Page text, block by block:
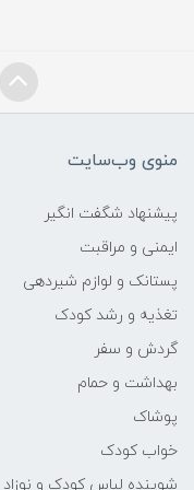
منوی وب‌سایت
پیشنهاد شگفت انگیر
ایمنی و مراقبت
پستانک و لوازم شیردهی
تغذیه و رشد کودک
گردش و سفر
بهداشت و حمام
پوشاک
خواب کودک
شوینده لباس کودک و نوزاد